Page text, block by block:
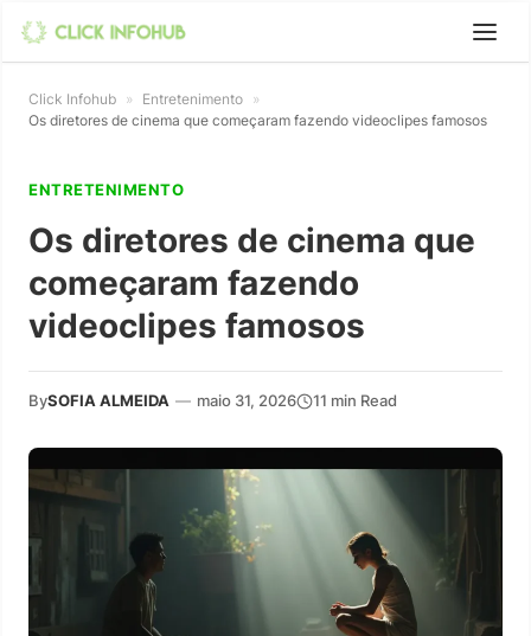
Click Infohub » Entretenimento »
Os diretores de cinema que começaram fazendo videoclipes famosos
ENTRETENIMENTO
Os diretores de cinema que
começaram fazendo
videoclipes famosos
BySOFIA ALMEIDA — maio 31, 2026 11 min Read